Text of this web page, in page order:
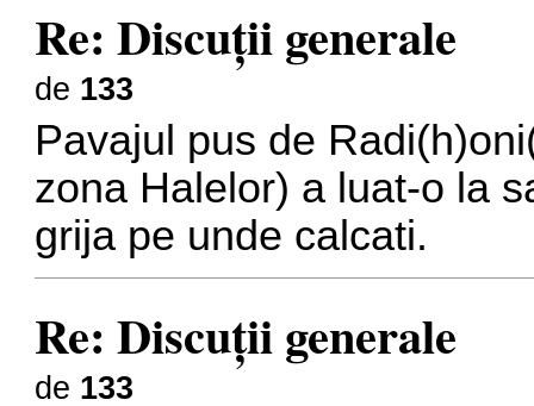
Re: Discuţii generale
de 133
Pavajul pus de
zona Halelor) a luat-o la
grija pe unde calcati.
Re: Discuţii generale
de 133